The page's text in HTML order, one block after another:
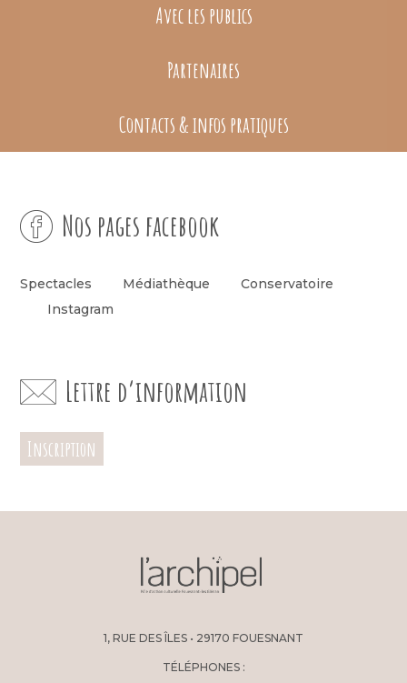
Avec les publics
Partenaires
Contacts & infos pratiques
Nos pages facebook
Spectacles Médiathèque
Conservatoire
Instagram
Lettre d’information
Inscription
1, RUE DES ÎLES • 29170 FOUESNANT
TÉLÉPHONES :